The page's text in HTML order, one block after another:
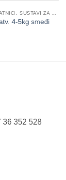
BRAVE, PRIHVATNICI, SUSTAVI ZA ZATVARANJE VRATA
4-5kg smeđi
352 528